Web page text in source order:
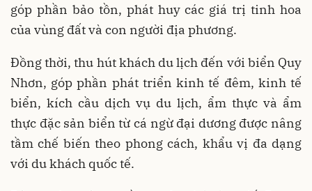
góp phần bảo tồn, phát huy các giá trị tinh hoa
của vùng đất và con người địa phương.
Đồng thời, thu hút khách du lịch đến với biển Quy
Nhơn, góp phần phát triển kinh tế đêm, kinh tế
biển, kích cầu dịch vụ du lịch, ẩm thực và ẩm
thực đặc sản biển từ cá ngừ đại dương được nâng
tầm chế biến theo phong cách, khẩu vị đa dạng
với du khách quốc tế.